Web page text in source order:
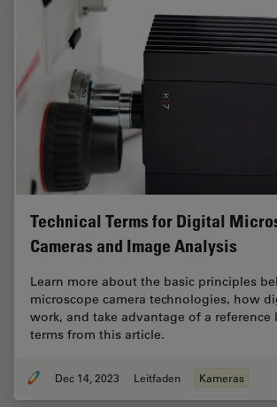
Technical Terms for Digital
Cameras and Image Analysis
Learn more about the basic principles
microscope camera technologies, how
work, and take advantage of a reference
terms from this article.
Dec 14, 2023 Leitfaden Kameras